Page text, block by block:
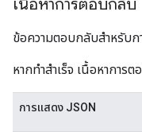
เนื้อหาการตอบกลับ
ข้อความตอบกลับสำหรับก
หากทำสำเร็จ เนื้อหาการ
การแสดง JSON